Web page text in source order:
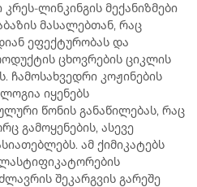
ლინკინგის მექანიზმები
მასალებთან, რაც
ეფექტურობას და
ცხოვრების ციკლის
ჩამოსახვედრი კოჟინების
იყენებს
წონის განაწილებას, რაც
გამოყენების, ასევე
ამ ქიმიკატებს
შეკარგვის გარეშე